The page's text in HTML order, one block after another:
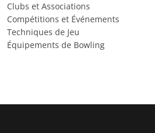
Clubs et Associations
Compétitions et Événements
Techniques de Jeu
Équipements de Bowling